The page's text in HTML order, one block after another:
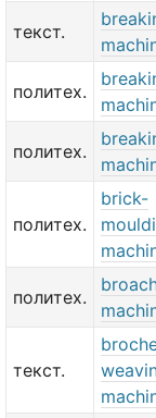
текст.
политех.
политех.
политех.
brick-
политех.
текст.